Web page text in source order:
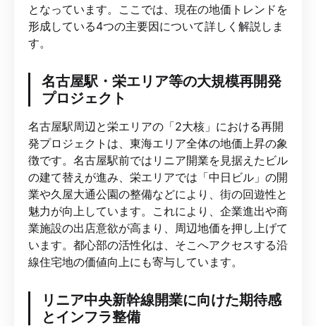
となっています。ここでは、現在の地価トレンドを
形成している4つの主要因について詳しく解説しま
す。
名古屋駅・栄エリア等の大規模再開発
プロジェクト
名古屋駅周辺と栄エリアの「2大核」における再開
発プロジェクトは、東海エリア全体の地価上昇の象
徴です。名古屋駅前ではリニア開業を見据えたビル
の建て替えが進み、栄エリアでは「中日ビル」の開
業や久屋大通公園の整備などにより、街の回遊性と
魅力が向上しています。これにより、企業進出や商
業施設の出店意欲が高まり、周辺地価を押し上げて
います。都心部の活性化は、そこへアクセスする沿
線住宅地の価値向上にも寄与しています。
リニア中央新幹線開業に向けた期待感
とインフラ整備